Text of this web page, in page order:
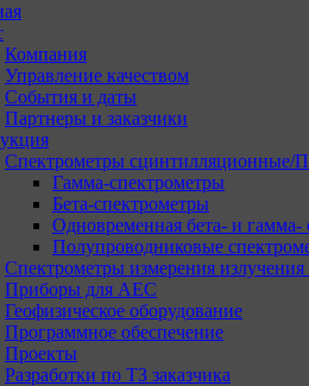
Компания
Управление качеством
События и даты
Партнеры и заказчики
Спектрометры сцинтилляционные/
Гамма-спектрометры
Бета-спектрометры
Одновременная бета- и гамма-
Полупроводниковые
Спектрометры измерения излучения
Приборы для АЕС
Геофизическое оборудование
Программное обеспечение
Проекты
Разработки по ТЗ заказчика